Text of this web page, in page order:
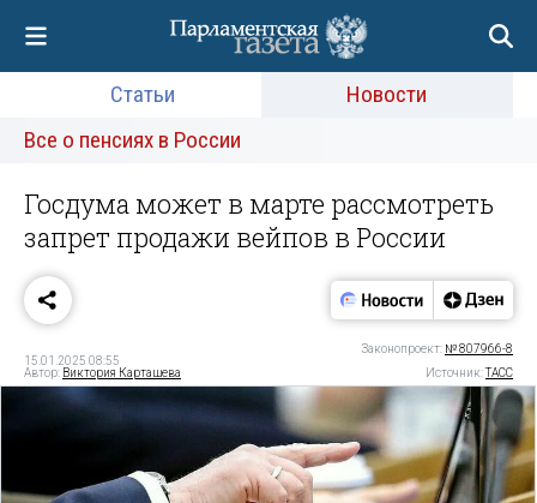
Статьи
Новости
Все о пенсиях в России
Госдума может в марте рассмотреть
запрет продажи вейпов в России
15.01.2025 08:55
Автор: Виктория Карташева
Законопроект: № 807966-8
Источник:ТАСС